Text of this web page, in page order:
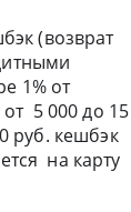
(возврат
1% от
5 000 до 15
руб. кешбэк
на карту